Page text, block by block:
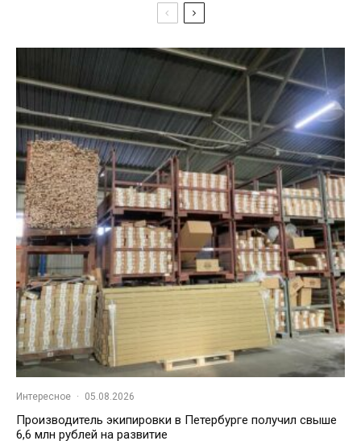
Интересное · 05.08.2026
Производитель экипировки в Петербурге получил свыше
6,6 млн рублей на развитие